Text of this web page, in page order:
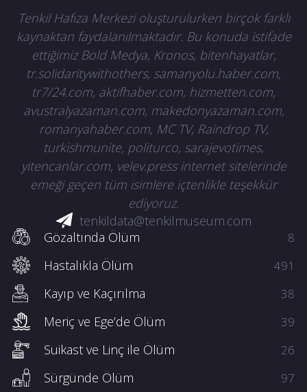
Tenkil Hafıza Merkezi oluşturulurken birçok farklı
kaynaktan faydalanılmaktadır. Bu konuda istifade
ettiğimiz Bold Medya, Kronos, bitenhayatlar,
tr.solidaritywithothers, samanyolu.haber.com,
tr7/24.com, aktifhaber.com, hizmetten.com,
avustralyazaman.com, makedonyazaman.com,
romanyahaber.com, MC TV, Raindrop TV,
turkishmunite, politurco, sarajevotimes,
yitencanlar.com, velev.press internet sitelerinde
emeği geçen tüm isimlere içtenlikle teşekkür
ediyoruz.
tenkildata@tenkilmuseum.com
Gözaltında Ölüm
8
Hastalıkla Ölüm 491
Kayıp ve Kaçırılma 38
Meriç ve Ege’de Ölüm 39
Suikast ve Linç ile Ölüm 26
Sürgünde Ölüm 97